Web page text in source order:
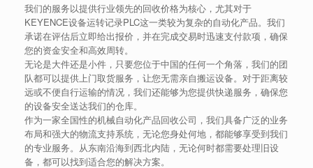
我们的服务以提供行业领先的回收价格为核心，尤其对于
KEYENCE设备运转记录PLC这一类较为复杂的自动化产品。我们
承诺在评估后立即给出报价，并在完成交易时迅速支付款项，确保
您的资金安全和高效周转。
无论是大件还是小件，只要您位于中国的任何一个角落，我们的团
队都可以提供上门取货服务，让您无需亲自搬运设备。对于距离较
远或不便自行运输的情况，我们还能够为您提供快递服务，确保您
的设备安全送达我们的仓库。
作为一家全国性的机械自动化产品回收公司，我们具备广泛的业务
布局和强大的物流支持系统，无论您身处何地，都能够享受到我们
的专业服务。从东南沿海到西北内陆，无论何时都需要处理旧设
备，都可以找到适合您的解决方案。